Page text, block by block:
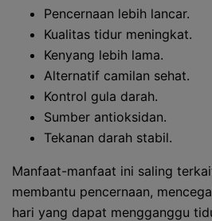
Pencernaan lebih lancar.
Kualitas tidur meningkat.
Kenyang lebih lama.
Alternatif camilan sehat.
Kontrol gula darah.
Sumber antioksidan.
Tekanan darah stabil.
Manfaat-manfaat ini saling
membantu pencernaan,
hari yang dapat mengganggu